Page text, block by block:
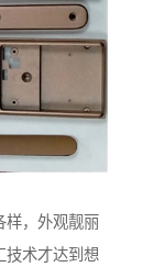
样，外观靓丽
技术才达到想